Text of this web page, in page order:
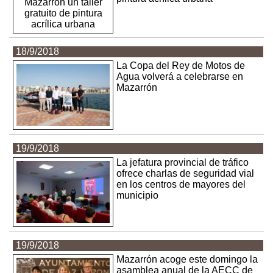
18/9/2018
La Copa del Rey de Motos de
Agua volverá a celebrarse en
Mazarrón
19/9/2018
La jefatura provincial de tráfico
ofrece charlas de seguridad vial
en los centros de mayores del
municipio
19/9/2018
Mazarrón acoge este domingo la
asamblea anual de la AECC de